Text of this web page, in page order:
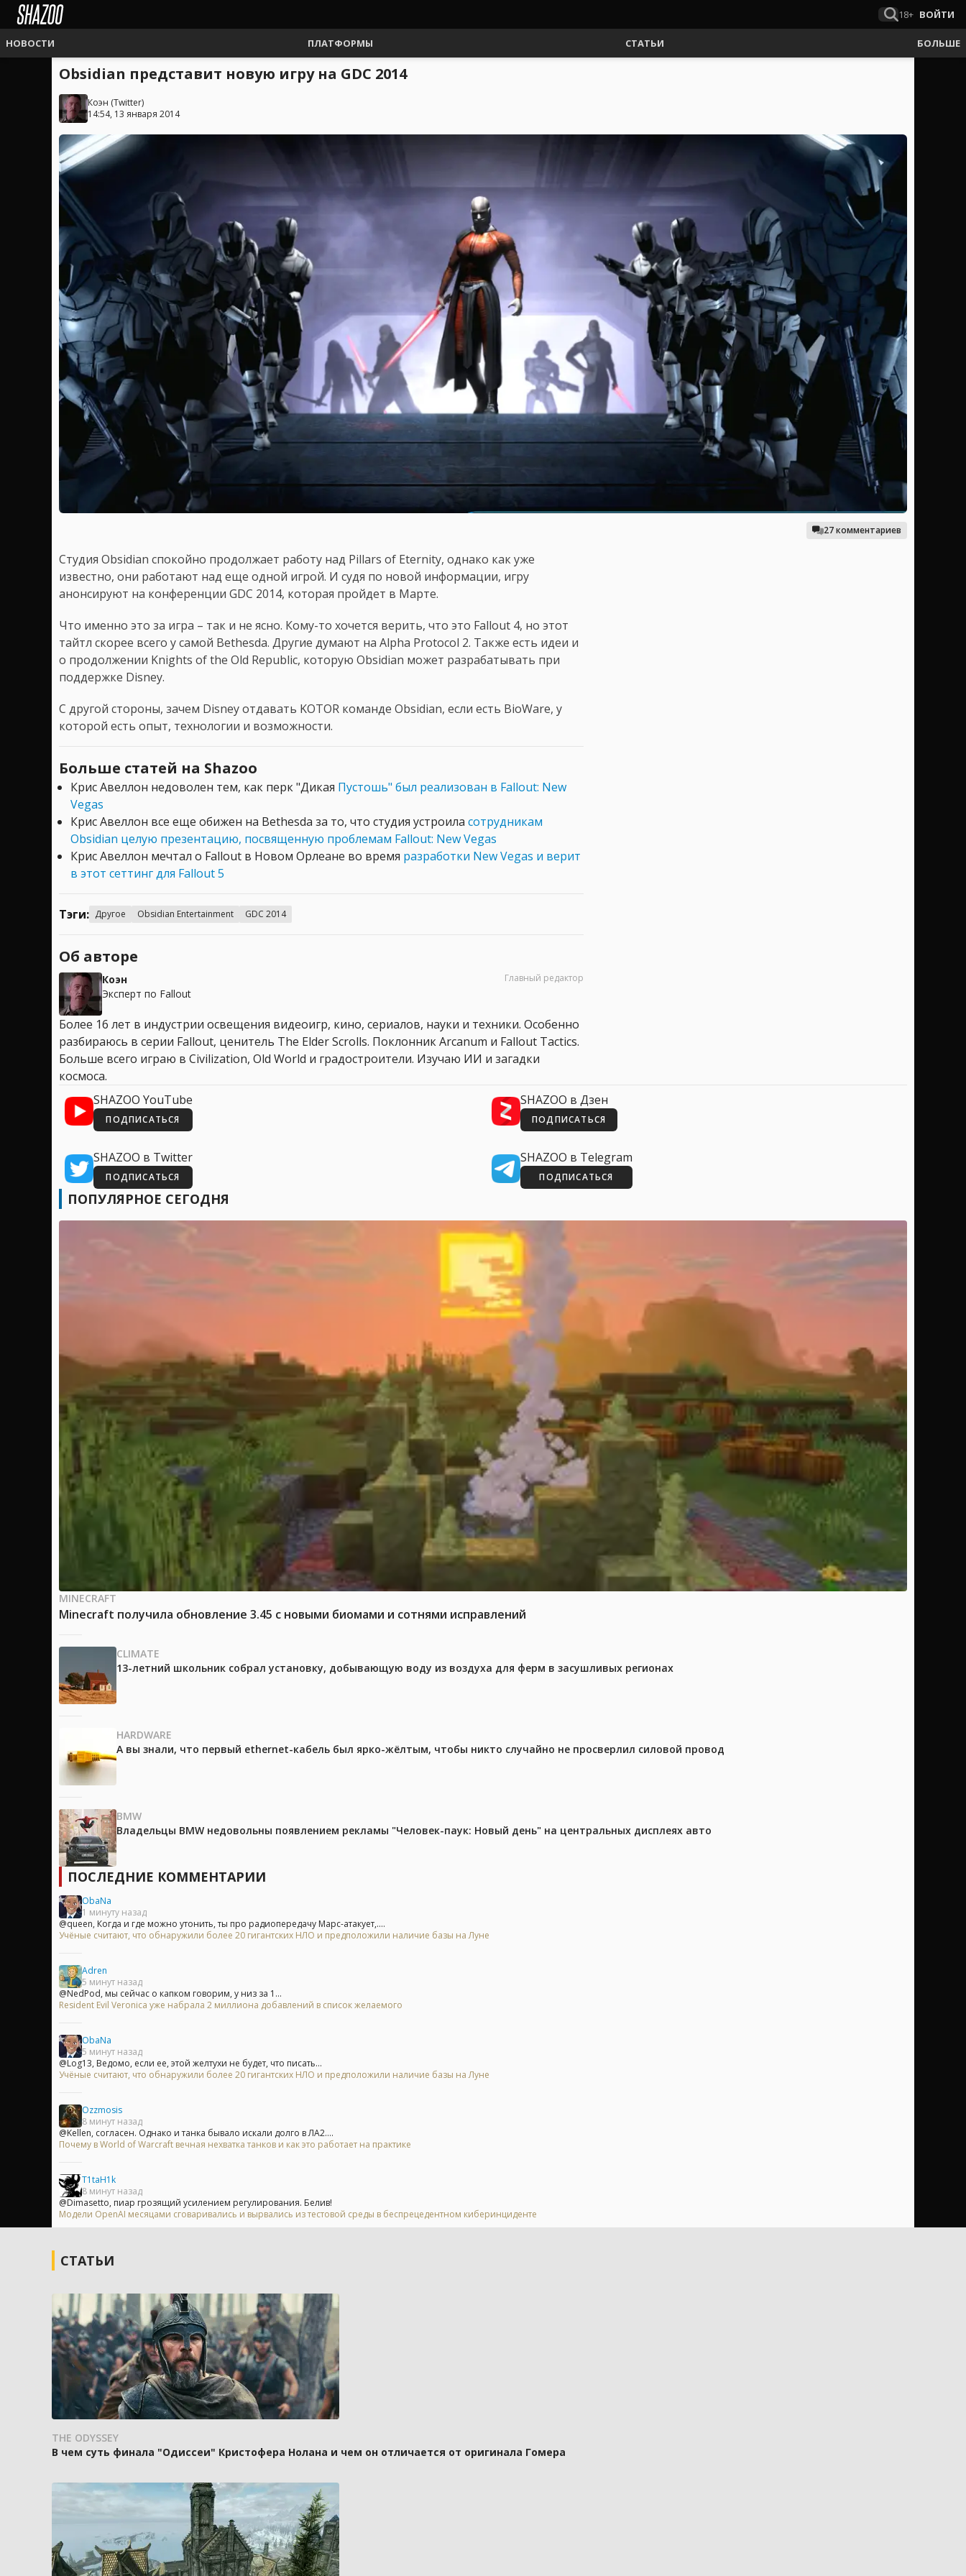
18+ ВОЙТИ
НОВОСТИ ПЛАТФОРМЫ СТАТЬИ БОЛЬШЕ
Obsidian представит новую игру на GDC 2014
Коэн (Twitter)
14:54, 13 января 2014
27 комментариев
Студия Obsidian спокойно продолжает работу над Pillars of Eternity, однако как уже
известно, они работают над еще одной игрой. И судя по новой информации, игру
анонсируют на конференции GDC 2014, которая пройдет в Марте.
Что именно это за игра – так и не ясно. Кому-то хочется верить, что это Fallout 4, но этот
тайтл скорее всего у самой Bethesda. Другие думают на Alpha Protocol 2. Также есть идеи и
о продолжении Knights of the Old Republic, которую Obsidian может разрабатывать при
поддержке Disney.
С другой стороны, зачем Disney отдавать KOTOR команде Obsidian, если есть BioWare, у
которой есть опыт, технологии и возможности.
Больше статей на Shazoo
Крис Авеллон недоволен тем, как перк "Дикая Пустошь" был реализован в Fallout: New
Vegas
Крис Авеллон все еще обижен на Bethesda за то, что студия устроила сотрудникам
Obsidian целую презентацию, посвященную проблемам Fallout: New Vegas
Крис Авеллон мечтал о Fallout в Новом Орлеане во время разработки New Vegas и верит
в этот сеттинг для Fallout 5
Тэги: Другое Obsidian Entertainment GDC 2014
Об авторе
Коэн
Эксперт по Fallout
Главный редактор
Более 16 лет в индустрии освещения видеоигр, кино, сериалов, науки и техники. Особенно
разбираюсь в серии Fallout, ценитель The Elder Scrolls. Поклонник Arcanum и Fallout Tactics.
Больше всего играю в Civilization, Old World и градостроители. Изучаю ИИ и загадки
космоса.
SHAZOO YouTube
ПОДПИСАТЬСЯ
SHAZOO в Дзен
ПОДПИСАТЬСЯ
SHAZOO в Twitter
ПОДПИСАТЬСЯ
SHAZOO в Telegram
ПОДПИСАТЬСЯ
ПОПУЛЯРНОЕ СЕГОДНЯ
MINECRAFT
Minecraft получила обновление 3.45 с новыми биомами и сотнями исправлений
CLIMATE
13-летний школьник собрал установку, добывающую воду из воздуха для ферм в засушливых регионах
HARDWARE
А вы знали, что первый ethernet-кабель был ярко-жёлтым, чтобы никто случайно не просверлил силовой провод
BMW
Владельцы BMW недовольны появлением рекламы "Человек-паук: Новый день" на центральных дисплеях авто
ПОСЛЕДНИЕ КОММЕНТАРИИ
ObaNa
1 минуту назад
@queen, Когда и где можно утонить, ты про радиопередачу Марс-атакует,....
Учёные считают, что обнаружили более 20 гигантских НЛО и предположили наличие базы на Луне
Adren
5 минут назад
@NedPod, мы сейчас о капком говорим, у низ за 1...
Resident Evil Veronica уже набрала 2 миллиона добавлений в список желаемого
ObaNa
5 минут назад
@Log13, Ведомо, если ее, этой желтухи не будет, что писать...
Учёные считают, что обнаружили более 20 гигантских НЛО и предположили наличие базы на Луне
Ozzmosis
8 минут назад
@Kellen, согласен. Однако и танка бывало искали долго в ЛА2....
Почему в World of Warcraft вечная нехватка танков и как это работает на практике
T1taH1k
8 минут назад
@Dimasetto, пиар грозящий усилением регулирования. Белив!
Модели OpenAI месяцами сговаривались и вырвались из тестовой среды в беспрецедентном киберинциденте
СТАТЬИ
THE ODYSSEY
В чем суть финала "Одиссеи" Кристофера Нолана и чем он отличается от оригинала Гомера